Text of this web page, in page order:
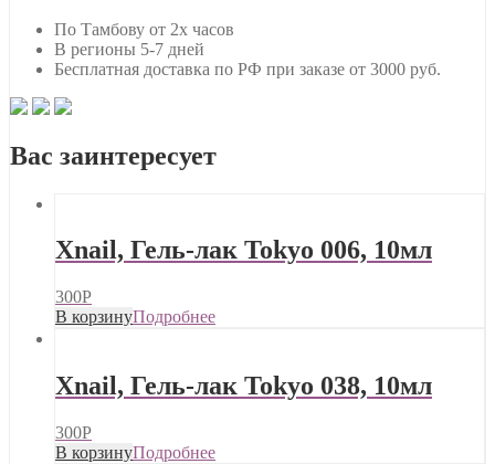
По Тамбову от 2х часов
В регионы 5-7 дней
Бесплатная доставка по РФ при заказе от 3000 руб.
Вас заинтересует
Xnail, Гель-лак Tokyo 006, 10мл
300Р
В корзинуПодробнее
Xnail, Гель-лак Tokyo 038, 10мл
300Р
В корзинуПодробнее